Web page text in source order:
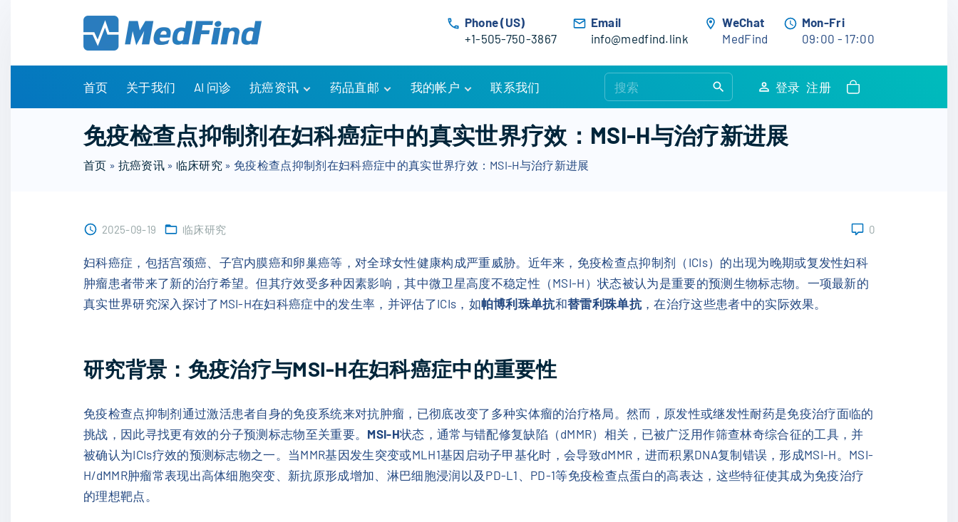
Phone (US)
+1-505-750-3867
Email
info@medfind.link
WeChat
MedFind
Mon-Fri
09:00 - 17:00
首页 关于我们 AI 问诊 抗癌资讯
有问有答
诊疗指南
药物信息
药品直邮
购物车
订单追踪
优惠活动
我的帐户
账户详情
我的订单
联系我们
e
r
登录 注册
免疫检查点抑制剂在妇科癌症中的真实世界疗效：MSI-H与治疗新进展
首页 » 抗癌资讯» 临床研究 » 免疫检查点抑制剂在妇科癌症中的真实世界疗效：MSI-H与治疗新进展
2025-09-19 临床研究 0
妇科癌症，包括宫颈癌、子宫内膜癌和卵巢癌等，对全球女性健康构成严重威胁。近年来，免疫检查点抑制剂（ICIs）的出现为晚期或复发性妇科
肿瘤患者带来了新的治疗希望。但其疗效受多种因素影响，其中微卫星高度不稳定性（MSI-H）状态被认为是重要的预测生物标志物。一项最新的
真实世界研究深入探讨了MSI-H在妇科癌症中的发生率，并评估了ICIs，如帕博利珠单抗和替雷利珠单抗，在治疗这些患者中的实际效果。
研究背景：免疫治疗与MSI-H在妇科癌症中的重要性
免疫检查点抑制剂通过激活患者自身的免疫系统来对抗肿瘤，已彻底改变了多种实体瘤的治疗格局。然而，原发性或继发性耐药是免疫治疗面临的
挑战，因此寻找更有效的分子预测标志物至关重要。 MSI-H状态，通常与错配修复缺陷（dMMR）相关，已被广泛用作筛查林奇综合征的工具，并
被确认为ICIs疗效的预测标志物之一。当MMR基因发生突变或MLH1基因启动子甲基化时，会导致dMMR，进而积累DNA复制错误，形成MSI-H。MSI-
H/dMMR肿瘤常表现出高体细胞突变、新抗原形成增加、淋巴细胞浸润以及PD-L1、PD-1等免疫检查点蛋白的高表达，这些特征使其成为免疫治疗
的理想靶点。